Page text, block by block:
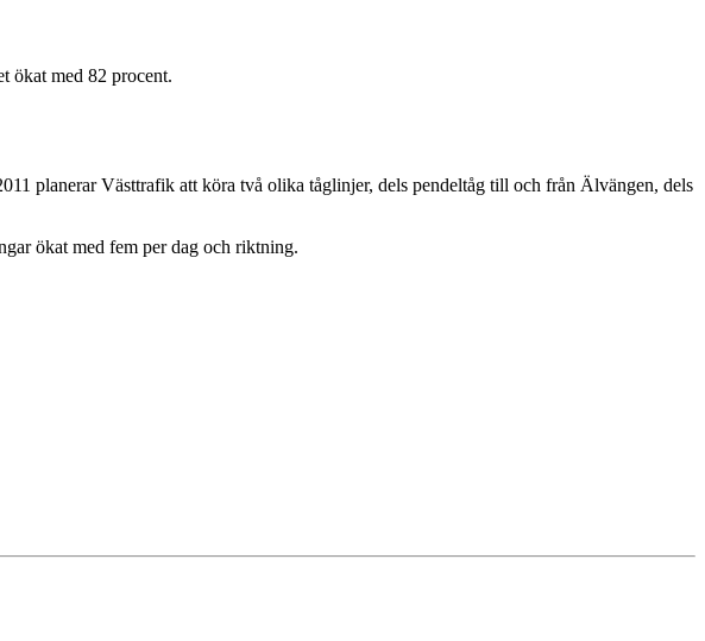
ökat med 82 procent.
planerar Västtrafik att köra två olika tåglinjer, dels pendeltåg till och från Älvängen, dels
ökat med fem per dag och riktning.